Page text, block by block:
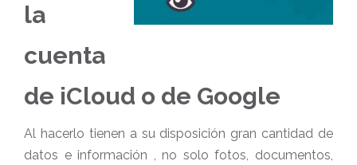
la
cuenta
de iCloud o de Google
Al hacerlo tienen a su disposición gran cantidad de
datos e información , no solo fotos, documentos,